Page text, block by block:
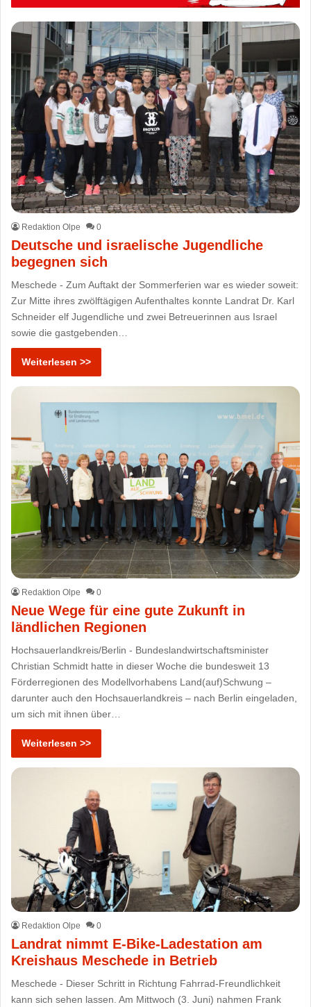
Redaktion Olpe 0
Deutsche und israelische Jugendliche
begegnen sich
Meschede - Zum Auftakt der Sommerferien war es wieder soweit:
Zur Mitte ihres zwölftägigen Aufenthaltes konnte Landrat Dr. Karl
Schneider elf Jugendliche und zwei Betreuerinnen aus Israel
sowie die gastgebenden…
Weiterlesen >>
Redaktion Olpe 0
Neue Wege für eine gute Zukunft in
ländlichen Regionen
Hochsauerlandkreis/Berlin - Bundeslandwirtschaftsminister
Christian Schmidt hatte in dieser Woche die bundesweit 13
Förderregionen des Modellvorhabens Land(auf)Schwung –
darunter auch den Hochsauerlandkreis – nach Berlin eingeladen,
um sich mit ihnen über…
Weiterlesen >>
Redaktion Olpe 0
Landrat nimmt E-Bike-Ladestation am
Kreishaus Meschede in Betrieb
Meschede - Dieser Schritt in Richtung Fahrrad-Freundlichkeit
kann sich sehen lassen. Am Mittwoch (3. Juni) nahmen Frank